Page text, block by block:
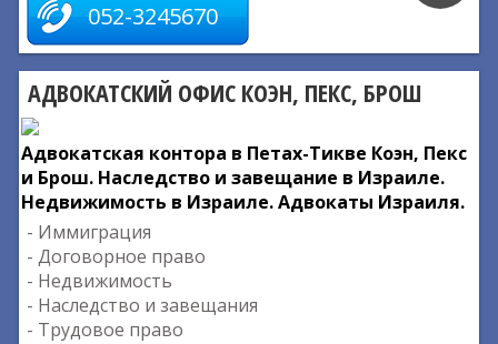
052-3245670
АДВОКАТСКИЙ ОФИС КОЭН, ПЕКС, БРОШ
Адвокатская контора в Петах-Тикве Коэн, Пекс
и Брош. Наследство и завещание в Израиле.
Недвижимость в Израиле. Адвокаты Израиля.
- Иммиграция
- Договорное право
- Недвижимость
- Наследство и завещания
- Трудовое право